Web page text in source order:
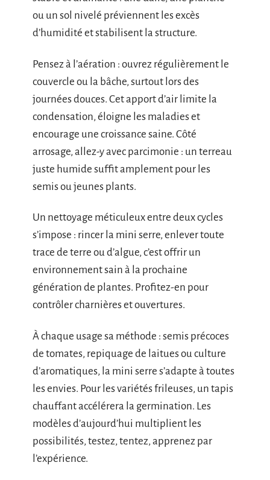
ou un sol nivelé préviennent les excès
d’humidité et stabilisent la structure.
Pensez à l’aération : ouvrez régulièrement le
couvercle ou la bâche, surtout lors des
journées douces. Cet apport d’air limite la
condensation, éloigne les maladies et
encourage une croissance saine. Côté
arrosage, allez-y avec parcimonie : un terreau
juste humide suffit amplement pour les
semis ou jeunes plants.
Un nettoyage méticuleux entre deux cycles
s’impose : rincer la mini serre, enlever toute
trace de terre ou d’algue, c’est offrir un
environnement sain à la prochaine
génération de plantes. Profitez-en pour
contrôler charnières et ouvertures.
À chaque usage sa méthode : semis précoces
de tomates, repiquage de laitues ou culture
d’aromatiques, la mini serre s’adapte à toutes
les envies. Pour les variétés frileuses, un tapis
chauffant accélérera la germination. Les
modèles d’aujourd’hui multiplient les
possibilités, testez, tentez, apprenez par
l’expérience.